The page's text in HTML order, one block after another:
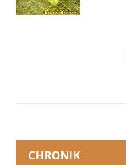
CHRONIK